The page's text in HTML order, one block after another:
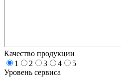
Качество продукции
1
2 3 4
5
Уровень сервиса